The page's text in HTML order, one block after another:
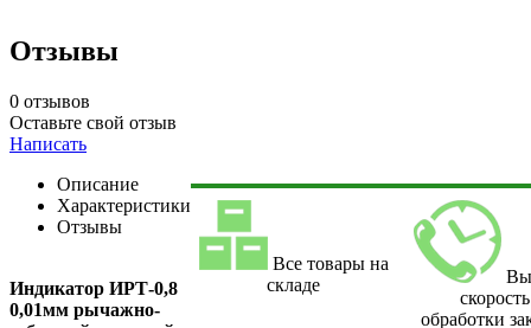
Отзывы
0 отзывов
Оставьте свой отзыв
Написать
Описание
Характеристики
Отзывы
Индикатор ИРТ-0,8
0,01мм рычажно-
Все товары на
складе
скорость
обработки